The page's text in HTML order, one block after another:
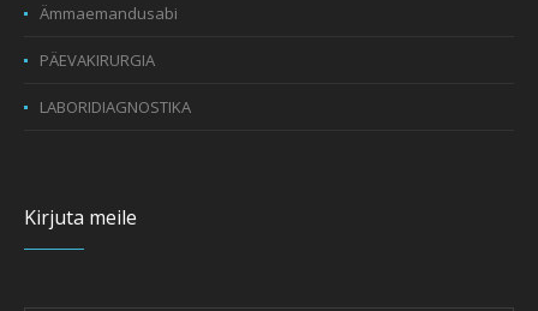
Ämmaemandusabi
PÄEVAKIRURGIA
LABORIDIAGNOSTIKA
Kirjuta meile